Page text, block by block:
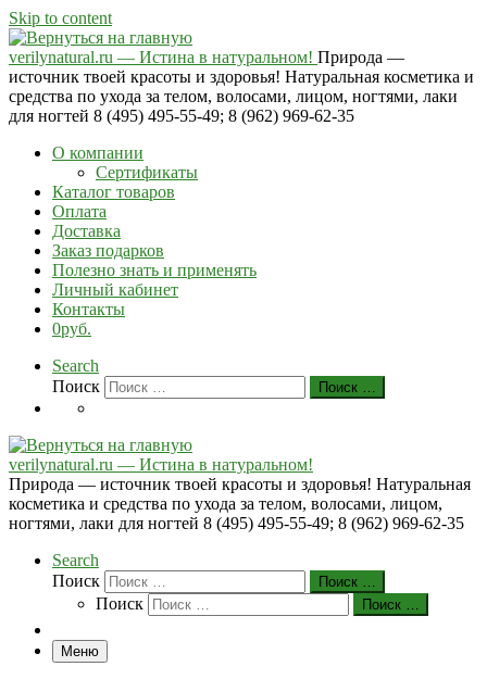
Skip to content
verilynatural.ru — Истина в натуральном! Природа —
источник твоей красоты и здоровья! Натуральная косметика и
средства по ухода за телом, волосами, лицом, ногтями, лаки
для ногтей 8 (495) 495-55-49; 8 (962) 969-62-35
О компании
Сертификаты
Каталог товаров
Оплата
Доставка
Заказ подарков
Полезно знать и применять
Личный кабинет
Контакты
0руб.
Search
Поиск
Поиск …
verilynatural.ru — Истина в натуральном!
Природа — источник твоей красоты и здоровья! Натуральная
косметика и средства по ухода за телом, волосами, лицом,
ногтями, лаки для ногтей 8 (495) 495-55-49; 8 (962) 969-62-35
Search
Поиск
Поиск …
Поиск Поиск …
Меню